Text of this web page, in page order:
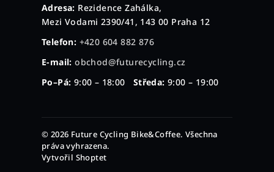
Adresa: Rezidence Zahálka,
Mezi Vodami 2390/41, 143 00 Praha 12
Telefon: +420 604 882 876
E-mail: obchod@futurecycling.cz
Po–Pá: 9:00 – 18:00 Středa: 9:00 – 19:00
© 2026 Future Cycling Bike&Coffee. Všechna
práva vyhrazena.
Vytvořil Shoptet